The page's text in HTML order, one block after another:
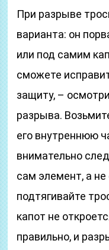
При разрыве
варианта: он
или под самим
сможете
защиту, –
разрыва.
его внутреннюю
внимательно
сам элемент, а не
подтягивайте
капот не
правильно, и